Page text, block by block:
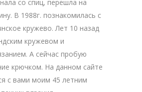
со спиц, перешла на
В 1988г. познакомилась с
кружево. Лет 10 назад
кружевом и
А сейчас пробую
крючком. На данном сайте
с вами моим 45 летним